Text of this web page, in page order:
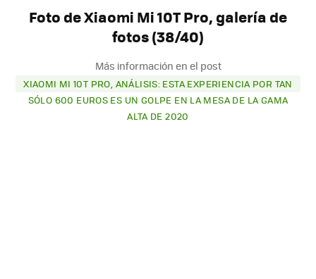
Foto de Xiaomi Mi 10T Pro, galería de
fotos (38/40)
Más información en el post
XIAOMI MI 10T PRO, ANÁLISIS: ESTA EXPERIENCIA POR TAN
SÓLO 600 EUROS ES UN GOLPE EN LA MESA DE LA GAMA
ALTA DE 2020